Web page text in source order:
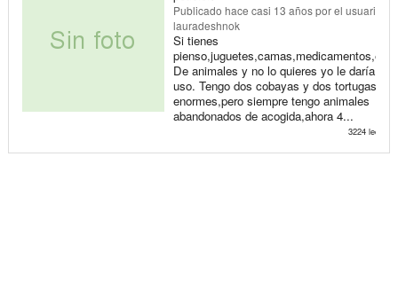
Publicado hace casi 13 añospor el usuario
lauradeshnok
Si tienes
pienso,juguetes,camas,medicamentos,etc..
De animales y no lo quieres yo le daría
uso. Tengo dos cobayas y dos tortugas
enormes,pero siempre tengo animales
abandonados de acogida,ahora 4...
3224 lecturas